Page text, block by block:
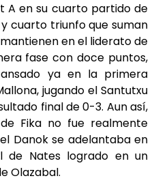
A en su cuarto partido de
cuarto triunfo que suman
en el liderato de
fase con doce puntos,
ya en la primera
jugando el Santutxu
final de 0-3. Aun así,
Fika no fue realmente
Danok se adelantaba en
Nates logrado en un
Olazabal.